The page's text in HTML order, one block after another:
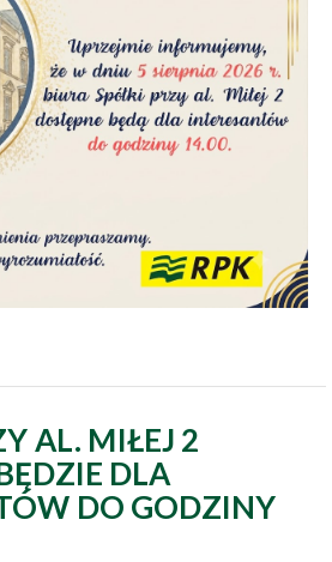
AL. MIŁEJ 2
DLA
DO GODZINY